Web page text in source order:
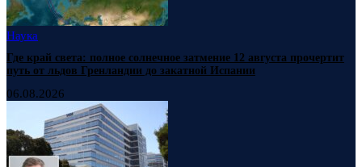
Наука
Где край света: полное солнечное затмение 12 августа прочертит
путь от льдов Гренландии до закатной Испании
06.08.2026